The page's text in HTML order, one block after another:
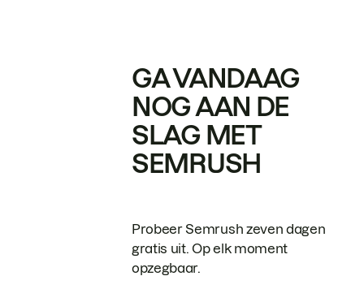
GA VANDAAG
NOG AAN DE
SLAG MET
SEMRUSH
Probeer Semrush zeven dagen
gratis uit. Op elk moment
opzegbaar.